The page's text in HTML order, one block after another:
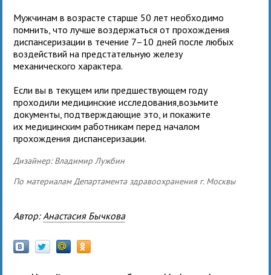
Мужчинам в возрасте старше 50 лет необходимо
помнить, что лучше воздержаться от прохождения
диспансеризации в течение 7–10 дней после любых
воздействий на предстательную железу
механического характера.
Если вы в текущем или предшествующем году
проходили медицинские исследования,возьмите
документы, подтверждающие это, и покажите
их медицинским работникам перед началом
прохождения диспансеризации.
Дизайнер: Владимир Лужбин
По материалам Департамента здравоохранения г. Москвы
Автор: Анастасия Бычкова